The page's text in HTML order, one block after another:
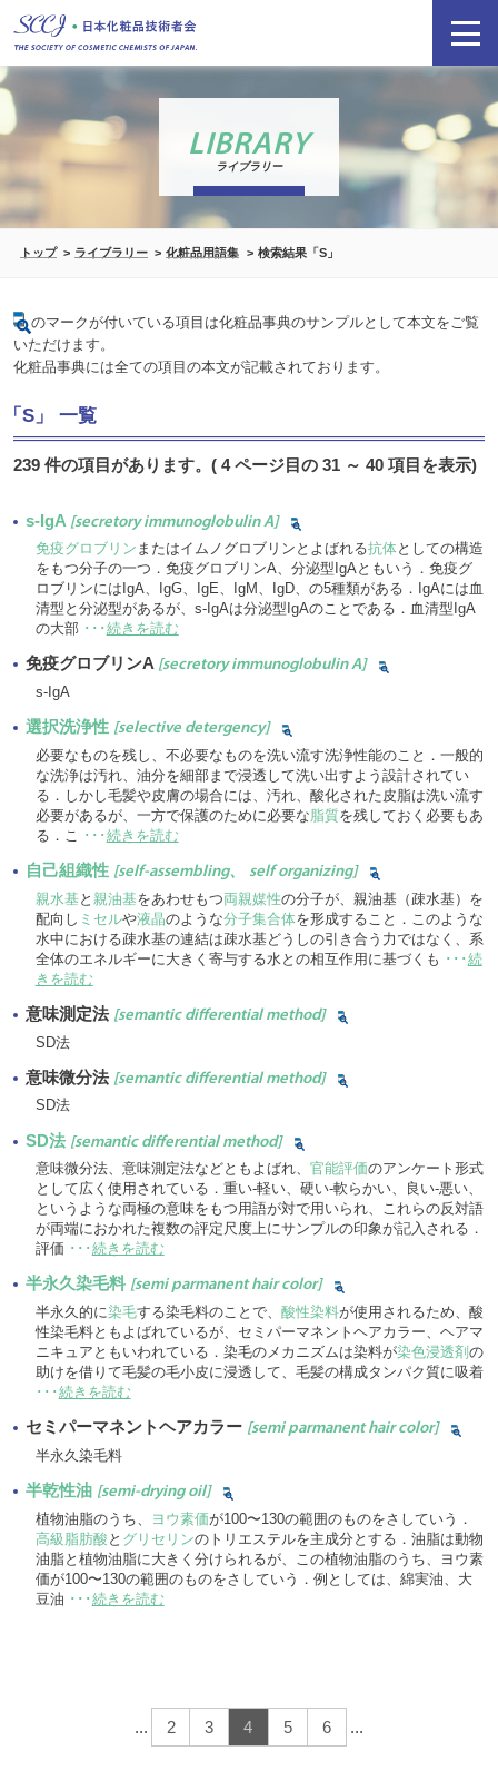
LIBRARY
ライブラリー
トップ ライブラリー 化粧品用語集 検索結果「S」
のマークが付いている項目は化粧品事典のサンプルとして本文をご覧
いただけます。
化粧品事典には全ての項目の本文が記載されております。
「S」 一覧
239 件の項目があります。( 4 ページ目の 31 ～ 40 項目を表示)
s-IgA [secretory immunoglobulin A]
免疫グロブリン またはイムノグロブリンとよばれる抗体としての構造
をもつ分子の一つ．免疫グロブリンA、分泌型IgAともいう．免疫グ
ロブリンにはIgA、IgG、IgE、IgM、IgD、の5種類がある．IgAには血
清型と分泌型があるが、s-IgAは分泌型IgAのことである．血清型IgA
の大部 ･･･ 続きを読む
免疫グロブリンA [secretory immunoglobulin A]
s-IgA
選択洗浄性 [selective detergency]
必要なものを残し、不必要なものを洗い流す洗浄性能のこと．一般的
な洗浄は汚れ、油分を細部まで浸透して洗い出すよう設計されてい
る．しかし毛髪や皮膚の場合には、汚れ、酸化された皮脂は洗い流す
必要があるが、一方で保護のために必要な 脂質を残しておく必要もあ
る．こ ･･･ 続きを読む
自己組織性 [self-assembling、 self organizing]
親水基と 親油基をあわせもつ両親媒性の分子が、親油基（疎水基）を
配向し ミセルや液晶のような分子集合体を形成すること．このような
水中における疎水基の連結は疎水基どうしの引き合う力ではなく、系
全体のエネルギーに大きく寄与する水との相互作用に基づくも ･･･ 続
きを読む
意味測定法 [semantic differential method]
SD法
意味微分法 [semantic differential method]
SD法
SD法 [semantic differential method]
意味微分法、意味測定法などともよばれ、 官能評価のアンケート形式
として広く使用されている．重い-軽い、硬い-軟らかい、良い-悪い、
というような両極の意味をもつ用語が対で用いられ、これらの反対語
が両端におかれた複数の評定尺度上にサンプルの印象が記入される．
評価 ･･･ 続きを読む
半永久染毛料 [semi parmanent hair color]
半永久的に染毛する染毛料のことで、 酸性染料が使用されるため、酸
性染毛料ともよばれているが、セミパーマネントヘアカラー、ヘアマ
ニキュアともいわれている．染毛のメカニズムは染料が染色浸透剤 の
助けを借りて毛髪の毛小皮に浸透して、毛髪の構成タンパク質に吸着
･･･ 続きを読む
セミパーマネントヘアカラー [semi parmanent hair color]
半永久染毛料
半乾性油 [semi-drying oil]
植物油脂のうち、
ヨウ素価が100〜130の範囲のものをさしていう．
高級脂肪酸 と グリセリンのトリエステルを主成分とする．油脂は動物
油脂と植物油脂に大きく分けられるが、この植物油脂のうち、ヨウ素
価が100〜130の範囲のものをさしていう．例としては、綿実油、大
豆油 ･･･ 続きを読む
... 2 3 4 5 6 ...